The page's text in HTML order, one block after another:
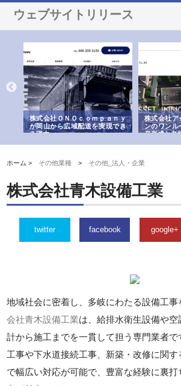
ウェブサイトリリース
株式会社ＯＮＯｃｏｍｐａｎｙ
が岡山から広域配送を実現でき
る理由
株式会社ア
ンのワンル
産形成と老
ホーム > その他業種 > その他_法人・企業
株式会社青木設備工業
twitter facebook google+
地域社会に密着し、多岐にわたる設備工
会社青木設備工業は、給排水衛生設備や
計から施工までを一貫して担う専門業者
工事や下水道接続工事、新築・改修に関す
で幅広い対応が可能で、豊富な経験に裏